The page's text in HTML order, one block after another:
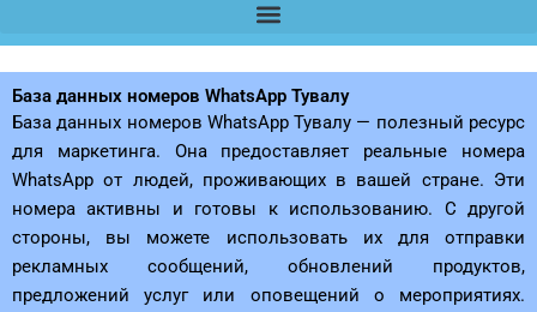
База данных номеров WhatsApp Тувалу
База данных номеров WhatsApp Тувалу — полезный ресурс
для маркетинга. Она предоставляет реальные номера
WhatsApp от людей, проживающих в вашей стране. Эти
номера активны и готовы к использованию. С другой
стороны, вы можете использовать их для отправки
рекламных сообщений, обновлений продуктов,
предложений услуг или оповещений о мероприятиях.